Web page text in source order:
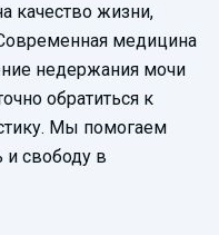
качество жизни,
медицина
недержания мочи
обратиться к
Мы помогаем
и свободу в